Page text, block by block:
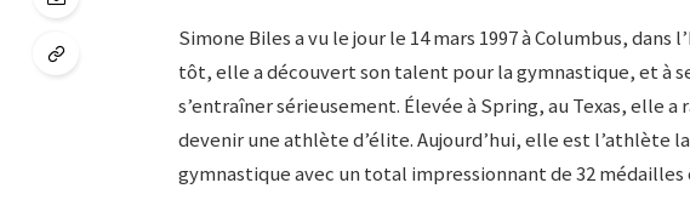
Simone Biles a vu le jour le 14 mars 1997 à Columbus, dans
tôt, elle a découvert son talent pour la gymnastique, et à
s’entraîner sérieusement. Élevée à Spring, au Texas, elle
devenir une athlète d’élite. Aujourd’hui, elle est l’athlète
gymnastique avec un total impressionnant de 32